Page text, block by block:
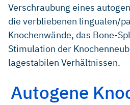
Verschraubung eines
die verbliebenen lingualen/
Knochenwände, das Bone-
Stimulation der
lagestabilen Verhältnissen.
Autogene